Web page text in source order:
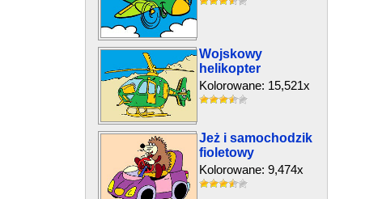
Wojskowy
helikopter
Kolorowane: 15,521x
Jeż i samochodzik
fioletowy
Kolorowane: 9,474x